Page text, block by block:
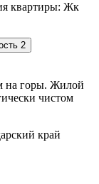
квартиры: Жк
2
на горы. Жилой
чистом
край